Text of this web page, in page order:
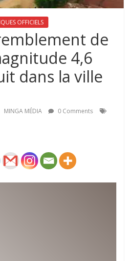
OFFICIELS
de
4,6
dans la ville
MINGA MÉDIA
0 Comments